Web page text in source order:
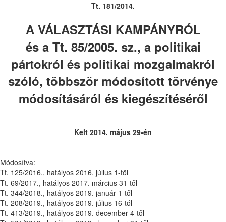
Tt. 181/2014.
A VÁLASZTÁSI KAMPÁNYRÓL
és a Tt. 85/2005. sz., a politikai
pártokról és politikai mozgalmakról
szóló, többször módosított törvénye
módosításáról és kiegészítéséről
Kelt 2014. május 29-én
Módosítva:
Tt. 125/2016., hatályos 2016. július 1-től
Tt. 69/2017., hatályos 2017. március 31-től
Tt. 344/2018., hatályos 2019. január 1-től
Tt. 208/2019., hatályos 2019. július 16-tól
Tt. 413/2019., hatályos 2019. december 4-től